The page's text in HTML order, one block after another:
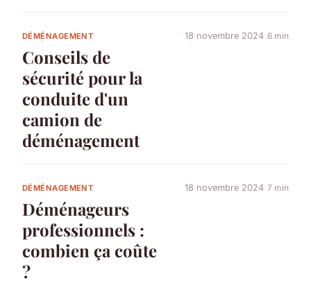
DÉMÉNAGEMENT
Conseils de
sécurité pour la
conduite d'un
camion de
déménagement
18 novembre 2024 6 min
DÉMÉNAGEMENT
Déménageurs
professionnels :
combien ça coûte
?
18 novembre 2024 7 min